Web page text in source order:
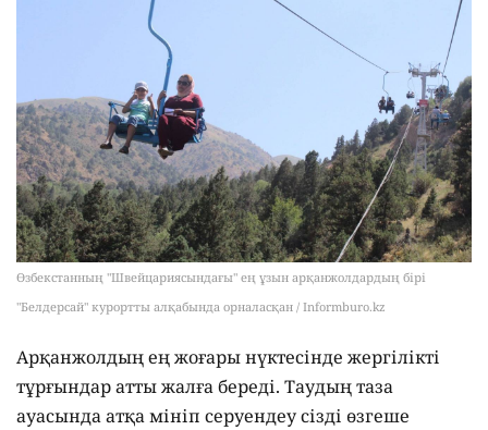
Өзбекстанның "Швейцариясындағы" ең ұзын арқанжолдардың бірі
"Белдерсай" курортты алқабында орналасқан / Informburo.kz
Арқанжолдың ең жоғары нүктесінде жергілікті
тұрғындар атты жалға береді. Таудың таза
ауасында атқа мініп серуендеу сізді өзгеше